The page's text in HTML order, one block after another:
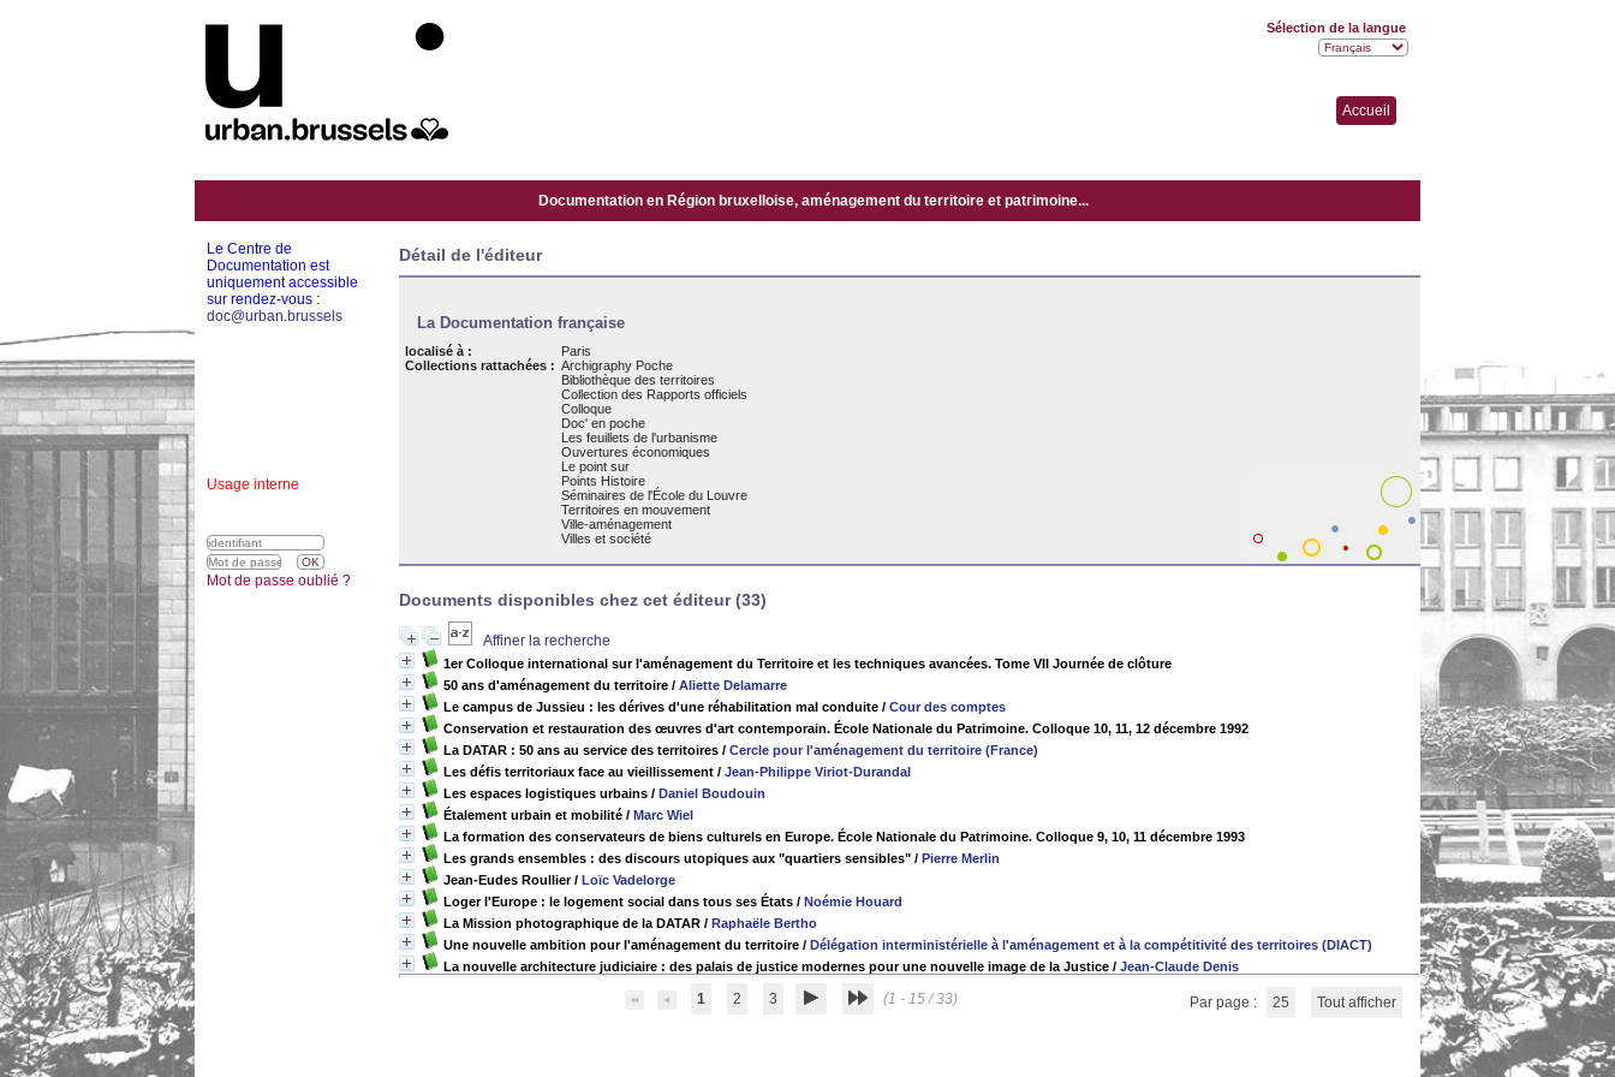
Accueil
Documentation en Région bruxelloise, aménagement du territoire et patrimoine...
Détail de l'éditeur
La Documentation française
localisé à :
Paris
Collections rattachées : Archigraphy Poche
Bibliothèque des territoires
Collection des Rapports officiels
Colloque
Doc' en poche
Les feuillets de l'urbanisme
Ouvertures économiques
Le point sur
Points Histoire
Séminaires de l'École du Louvre
Territoires en mouvement
Ville-aménagement
Villes et société
Documents disponibles chez cet éditeur (33)
Affiner la recherche
1er Colloque international sur l'aménagement du Territoire et les techniques avancées. Tome VII Journée de clôture
50 ans d'aménagement du territoire / Aliette Delamarre
Le campus de Jussieu : les dérives d'une réhabilitation mal conduite / Cour des comptes
Conservation et restauration des œuvres d'art contemporain. École Nationale du Patrimoine. Colloque 10, 11, 12 décembre 1992
La DATAR : 50 ans au service des territoires / Cercle pour l'aménagement du territoire (France)
Les défis territoriaux face au vieillissement / Jean-Philippe Viriot-Durandal
Les espaces logistiques urbains / Daniel Boudouin
Étalement urbain et mobilité / Marc Wiel
La formation des conservateurs de biens culturels en Europe. École Nationale du Patrimoine. Colloque 9, 10, 11 décembre 1993
Les grands ensembles : des discours utopiques aux "quartiers sensibles" / Pierre Merlin
Jean-Eudes Roullier/ Loïc Vadelorge
Loger l'Europe : le logement social dans tous ses États / Noémie Houard
La Mission photographique de la DATAR / Raphaële Bertho
Une nouvelle ambition pour l'aménagement du territoire / Délégation interministérielle à l'aménagement et à la compétitivité des territoires (DIACT)
La nouvelle architecture judiciaire : des palais de justice modernes pour une nouvelle image de la Justice / Jean-Claude Denis
1 2 3 (1 - 15 / 33) Par page : 25 Tout afficher
Le Centre de
Documentation est
uniquement accessible
sur rendez-vous :
doc@urban.brussels
Usage interne
Sélection de la langue
Mot de passe oublié ?